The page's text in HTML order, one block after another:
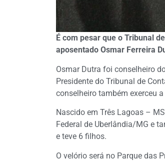
É com pesar que o Tribunal
aposentado Osmar Ferreira
Osmar Dutra foi conselheiro
Presidente do Tribunal de
conselheiro também exerceu
Nascido em Três Lagoas –
Federal de Uberlândia/MG e
e teve 6 filhos.
O velório será no Parque das